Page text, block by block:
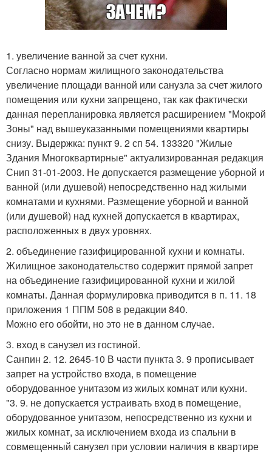
1. увеличение ванной за счет кухни.
Согласно нормам жилищного законодательства
увеличение площади ванной или санузла за счет жилого
помещения или кухни запрещено, так как фактически
данная перепланировка является расширением "Мокрой
Зоны" над вышеуказанными помещениями квартиры
снизу. Выдержка: пункт 9. 2 сп 54. 133320 "Жилые
Здания Многоквартирные" актуализированная редакция
Снип 31-01-2003. Не допускается размещение уборной и
ванной (или душевой) непосредственно над жилыми
комнатами и кухнями. Размещение уборной и ванной
(или душевой) над кухней допускается в квартирах,
расположенных в двух уровнях.
2. объединение газифицированной кухни и комнаты.
Жилищное законодательство содержит прямой запрет
на объединение газифицированной кухни и жилой
комнаты. Данная формулировка приводится в п. 11. 18
приложения 1 ППМ 508 в редакции 840.
Можно его обойти, но это не в данном случае.
3. вход в санузел из гостиной.
Санпин 2. 12. 2645-10 В части пункта 3. 9 прописывает
запрет на устройство входа, в помещение
оборудованное унитазом из жилых комнат или кухни.
"3. 9. не допускается устраивать вход в помещение,
оборудованное унитазом, непосредственно из кухни и
жилых комнат, за исключением входа из спальни в
совмещенный санузел при условии наличия в квартире